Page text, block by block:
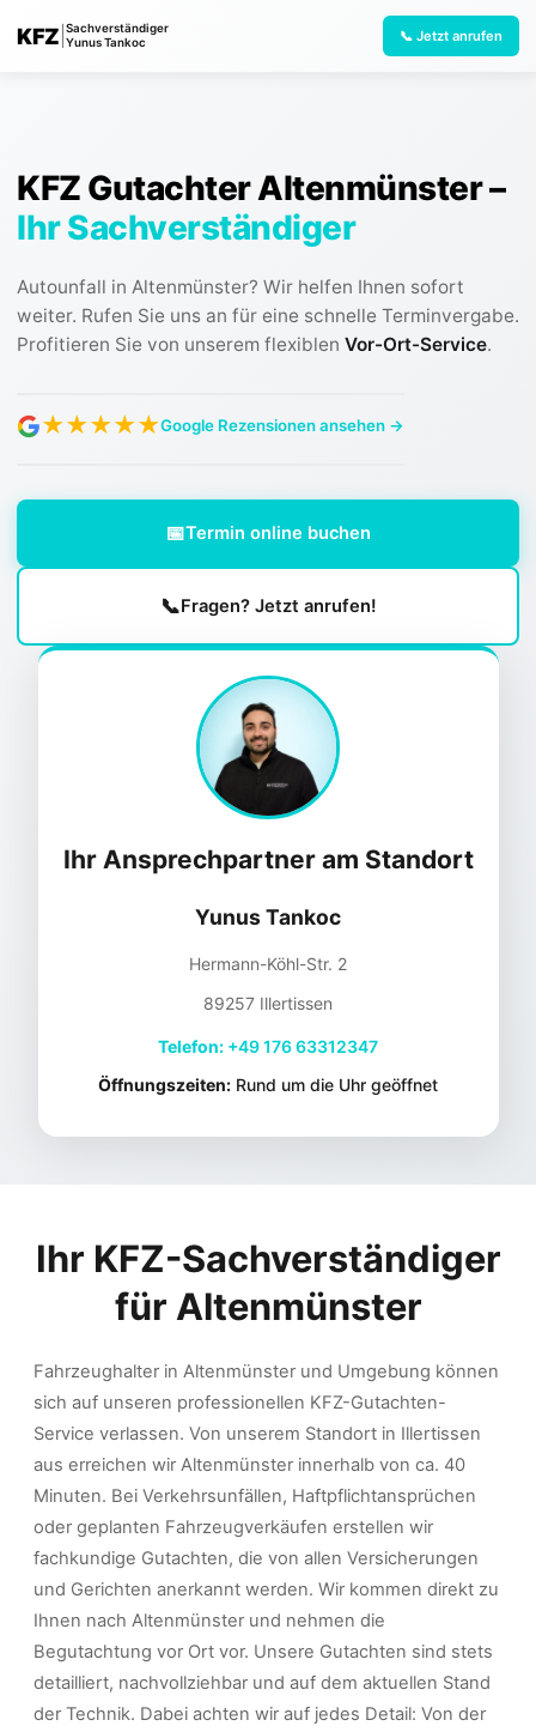
KFZ Sachverständiger
Yunus Tankoc
📞 Jetzt anrufen
KFZ Gutachter Altenmünster–
Ihr Sachverständiger
Autounfall in Altenmünster? Wir helfen Ihnen sofort
weiter. Rufen Sie uns an für eine schnelle Terminvergabe.
Profitieren Sie von unserem flexiblen Vor-Ort-Service.
★★★★★Google Rezensionen ansehen →
📅Termin online buchen
📞Fragen? Jetzt anrufen!
Ihr Ansprechpartner am Standort
Yunus Tankoc
Hermann-Köhl-Str. 2
89257 Illertissen
Telefon: +49 176 63312347
Öffnungszeiten: Rund um die Uhr geöffnet
Ihr KFZ-Sachverständiger
für Altenmünster
Fahrzeughalter in Altenmünster und Umgebung können
sich auf unseren professionellen KFZ-Gutachten-
Service verlassen. Von unserem Standort in Illertissen
aus erreichen wir Altenmünster innerhalb von ca. 40
Minuten. Bei Verkehrsunfällen, Haftpflichtansprüchen
oder geplanten Fahrzeugverkäufen erstellen wir
fachkundige Gutachten, die von allen Versicherungen
und Gerichten anerkannt werden. Wir kommen direkt zu
Ihnen nach Altenmünster und nehmen die
Begutachtung vor Ort vor. Unsere Gutachten sind stets
detailliert, nachvollziehbar und auf dem aktuellen Stand
der Technik. Dabei achten wir auf jedes Detail: Von der